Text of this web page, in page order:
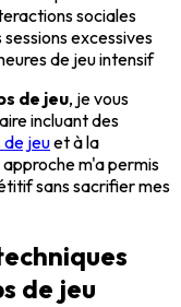
sociales
excessives
de jeu intensif
de jeu, je vous
incluant des
de jeuet à la
m'a permis
sans sacrifier mes
de jeu